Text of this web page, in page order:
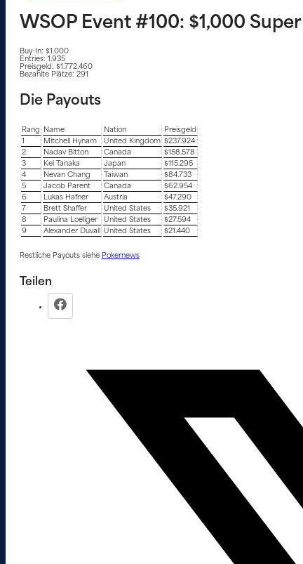
WSOP Event #100: $1,000
Buy-In: $1.000
Entries: 1.935
Preisgeld: $1.772.460
Bezahlte Plätze: 291
Die Payouts
Rang Name Nation
Preisgeld
1
Mitchell Hynam United Kingdom $237.924
2
Nadav Bitton Canada
$158.578
3
Kei Tanaka Japan
$115.295
4
Nevan Chang Taiwan
$84.733
5
Jacob Parent Canada
$62.954
6
Lukas Hafner Austria
$47.290
7
Brett Shaffer United States
$35.921
8
Paulina Loeliger United States
$27.594
9
Alexander Duvall United States $21.440
Restliche Payouts siehe Pokernews
Teilen